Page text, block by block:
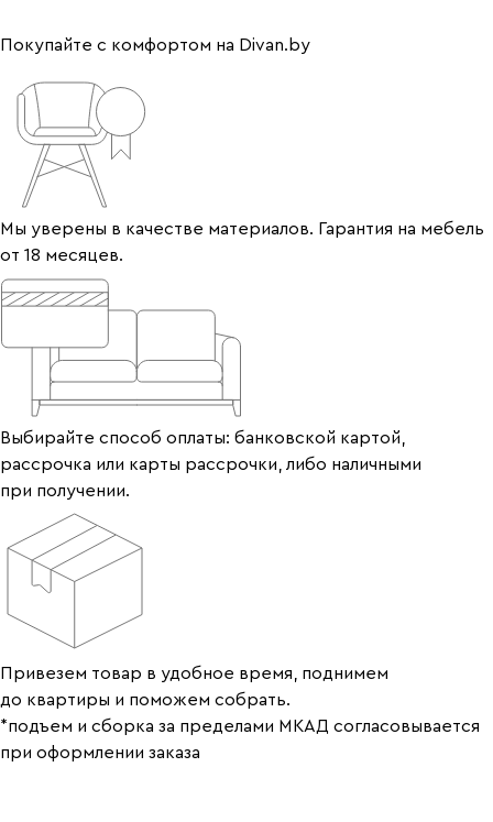
Покупайте с комфортом на Divan.by
Мы уверены в качестве материалов. Гарантия на мебель
от 18 месяцев.
Выбирайте способ оплаты: банковской картой,
рассрочка или карты рассрочки, либо наличными
при получении.
Привезем товар в удобное время, поднимем
до квартиры и поможем собрать.
*подъем и сборка за пределами МКАД согласовывается
при оформлении заказа